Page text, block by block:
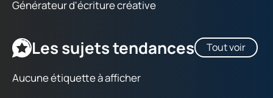
Générateur d'écriture créative
Les sujets tendances Tout voir
Aucune étiquette à afficher